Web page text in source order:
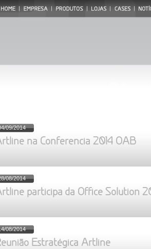
09/2014
na Conferencia 2014 OAB
08/2014
participa da Office Solution
08/2014
Estratégica Artline